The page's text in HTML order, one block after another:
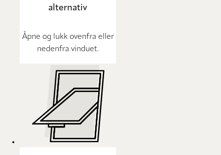
alternativ
Åpne og lukk ovenfra eller
nedenfra vinduet.